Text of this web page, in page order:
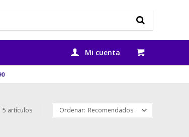
5 artículos Recomendados